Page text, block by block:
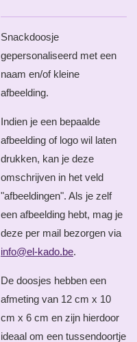
Snackdoosje
gepersonaliseerd met een
naam en/of kleine
afbeelding.
Indien je een bepaalde
afbeelding of logo wil laten
drukken, kan je deze
omschrijven in het veld
"afbeeldingen". Als je zelf
een afbeelding hebt, mag je
deze per mail bezorgen via
info@el-kado.be.
De doosjes hebben een
afmeting van 12 cm x 10
cm x 6 cm en zijn hierdoor
ideaal om een tussendoortje